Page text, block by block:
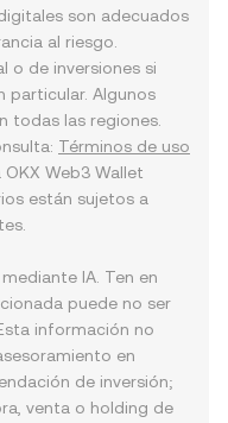
son adecuados
al riesgo.
o de inversiones si
particular. Algunos
todas las regiones.
Términos de uso
OKX Web3 Wallet
están sujetos a
IA. Ten en
puede no ser
información no
en
de inversión;
venta o holding de